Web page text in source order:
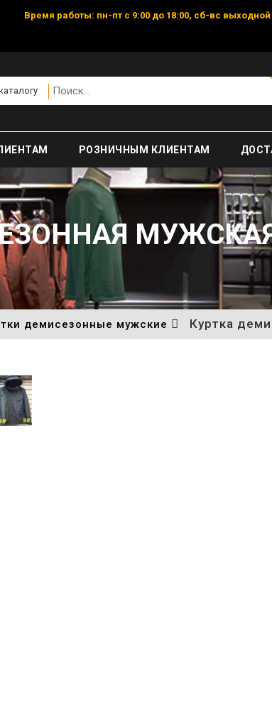
Время работы: пн-пт с 9:00 до 18:00, сб-вс выходной
РОЗНИЧНЫМ КЛИЕНТАМ
МУЖСКАЯ
демисезонные мужские Куртка